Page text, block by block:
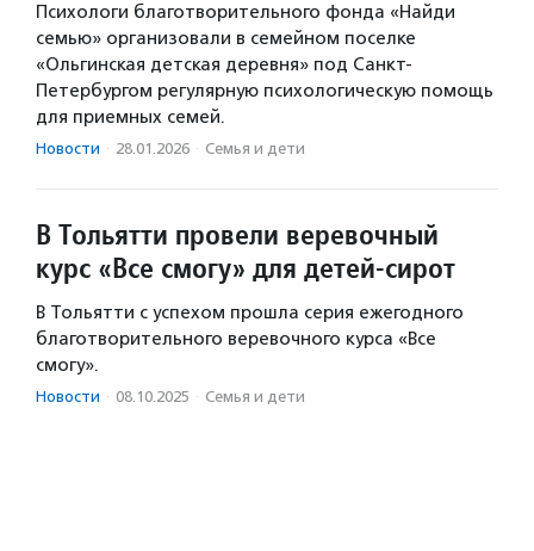
Психологи благотворительного фонда «Найди
семью» организовали в семейном поселке
«Ольгинская детская деревня» под Санкт-
Петербургом регулярную психологическую помощь
для приемных семей.
Новости · 28.01.2026 · Семья и дети
В Тольятти провели веревочный
курс «Все смогу» для детей-сирот
В Тольятти с успехом прошла серия ежегодного
благотворительного веревочного курса «Все
смогу».
Новости · 08.10.2025 · Семья и дети